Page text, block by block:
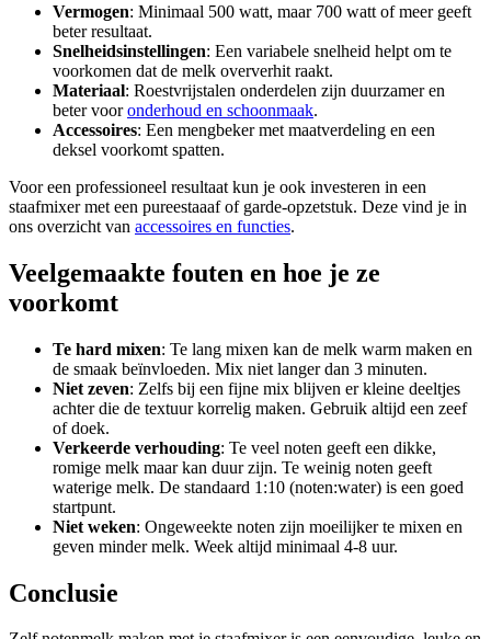
Vermogen: Minimaal 500 watt, maar 700 watt of meer geeft
beter resultaat.
Snelheidsinstellingen: Een variabele snelheid helpt om te
voorkomen dat de melk oververhit raakt.
Materiaal: Roestvrijstalen onderdelen zijn duurzamer en
beter vooronderhoud en schoonmaak.
Accessoires: Een mengbeker met maatverdeling en een
deksel voorkomt spatten.
Voor een professioneel resultaat kun je ook investeren in een
staafmixer met een pureestaaaf of garde-opzetstuk. Deze vind je in
ons overzicht van accessoires en functies.
Veelgemaakte fouten en hoe je ze
voorkomt
Te hard mixen: Te lang mixen kan de melk warm maken en
de smaak beïnvloeden. Mix niet langer dan 3 minuten.
Niet zeven: Zelfs bij een fijne mix blijven er kleine deeltjes
achter die de textuur korrelig maken. Gebruik altijd een zeef
of doek.
Verkeerde verhouding: Te veel noten geeft een dikke,
romige melk maar kan duur zijn. Te weinig noten geeft
waterige melk. De standaard 1:10 (noten:water) is een goed
startpunt.
Niet weken: Ongeweekte noten zijn moeilijker te mixen en
geven minder melk. Week altijd minimaal 4-8 uur.
Conclusie